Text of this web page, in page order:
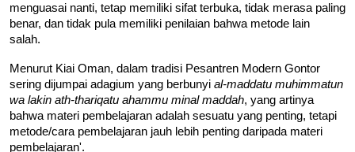
menguasai nanti, tetap memiliki sifat terbuka, tidak merasa paling
benar, dan tidak pula memiliki penilaian bahwa metode lain
salah.
Menurut Kiai Oman, dalam tradisi Pesantren Modern Gontor
sering dijumpai adagium yang berbunyi al-maddatu muhimmatun
wa lakin ath-thariqatu ahammu minal maddah, yang artinya
bahwa materi pembelajaran adalah sesuatu yang penting, tetapi
metode/cara pembelajaran jauh lebih penting daripada materi
pembelajaran'.